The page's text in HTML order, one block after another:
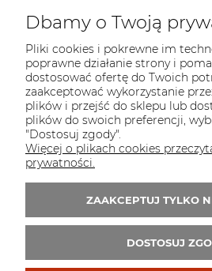
KONTAKT
Masz jakieś
Tel.:
+48 517
E-mail:
Zapisz się do
Dbamy o Twoją
Pliki cookies i pokrewne im
poprawne działanie strony i
dostosować ofertę do Twoich
zaakceptować wykorzystanie
plików i przejść do sklepu lub
plików do swoich preferencji,
"Dostosuj zgody".
Więcej o plikach cookies
prywatności.
ZAAKCEPTUJ TYLKO
DOSTOSUJ